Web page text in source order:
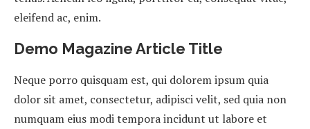
eleifend ac, enim.
Demo Magazine Article Title
Neque porro quisquam est, qui dolorem ipsum quia
dolor sit amet, consectetur, adipisci velit, sed quia non
numquam eius modi tempora incidunt ut labore et